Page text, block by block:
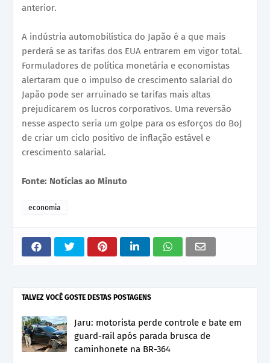
anterior.
A indústria automobilística do Japão é a que mais
perderá se as tarifas dos EUA entrarem em vigor total.
Formuladores de política monetária e economistas
alertaram que o impulso de crescimento salarial do
Japão pode ser arruinado se tarifas mais altas
prejudicarem os lucros corporativos. Uma reversão
nesse aspecto seria um golpe para os esforços do BoJ
de criar um ciclo positivo de inflação estável e
crescimento salarial.
Fonte: Notícias ao Minuto
economia
TALVEZ VOCÊ GOSTE DESTAS POSTAGENS
Jaru: motorista perde controle e bate em
guard-rail após parada brusca de
caminhonete na BR-364